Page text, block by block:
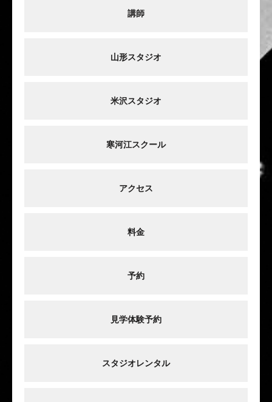
講師
山形スタジオ
米沢スタジオ
寒河江スクール
アクセス
料金
予約
見学体験予約
スタジオレンタル